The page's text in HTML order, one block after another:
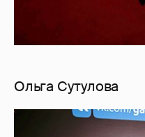
Ольга Сутулова